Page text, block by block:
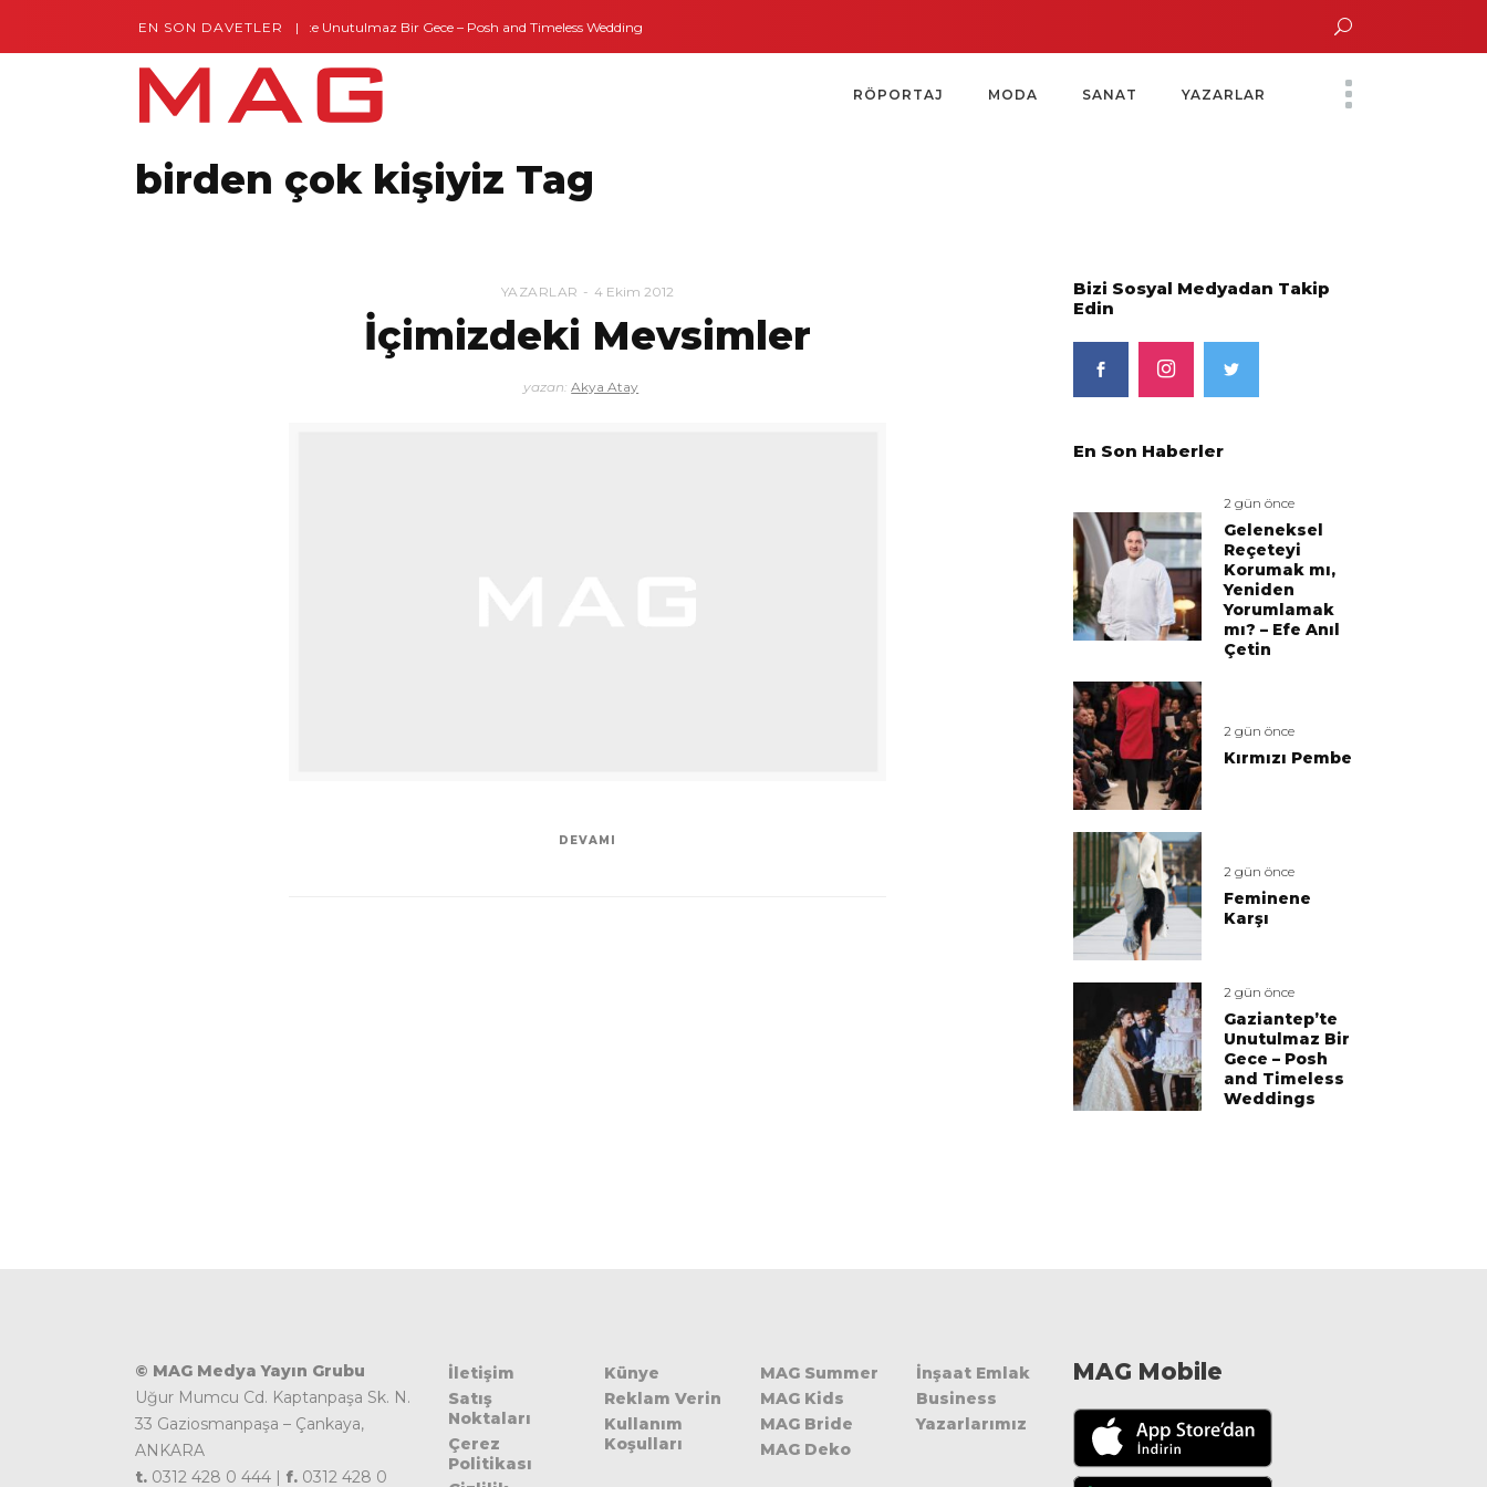
EN SON DAVETLERGaziantep’te Unutulmaz Bir Gece – Posh and Timeless Weddings Yoko Ono Sergisi Özel Bir Davetle Açıldı
RÖPORTAJ MODA SANAT YAZARLAR
birden çok kişiyiz Tag
YAZARLAR 4 Ekim 2012
İçimizdeki Mevsimler
yazan:Akya Atay
DEVAMI
Bizi Sosyal Medyadan Takip
Edin
En Son Haberler
2 gün önce
Geleneksel
Reçeteyi
Korumak mı,
Yeniden
Yorumlamak
mı? – Efe Anıl
Çetin
2 gün önce
Kırmızı Pembe
2 gün önce
Feminene
Karşı
2 gün önce
Gaziantep’te
Unutulmaz Bir
Gece – Posh
and Timeless
Weddings
© MAG Medya Yayın Grubu
Uğur Mumcu Cd. Kaptanpaşa Sk. N.
33 Gaziosmanpaşa – Çankaya,
ANKARA
t. 0312 428 0 444 | f. 0312 428 0
İletişim
Satış
Noktaları
Çerez
Politikası
Künye
Reklam Verin
Kullanım
Koşulları
MAG Summer
MAG Kids
MAG Bride
MAG Deko
İnşaat Emlak
Business
Yazarlarımız
MAG Mobile